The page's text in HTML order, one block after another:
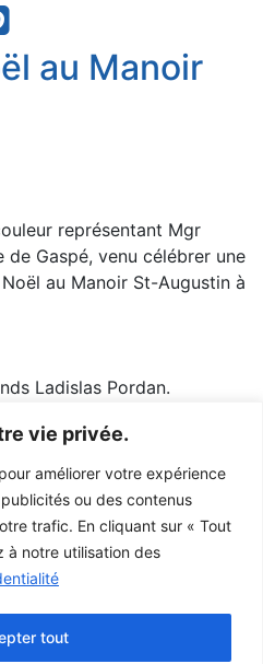
vie privée.
améliorer votre expérience
ou des contenus
trafic. En cliquant sur « Tout
à notre utilisation des
tout
au Manoir
représentant Mgr
de Gaspé, venu célébrer une
au Manoir St-Augustin à
Ladislas Pordan.
de Gaspé
messe
York)
référence complète.